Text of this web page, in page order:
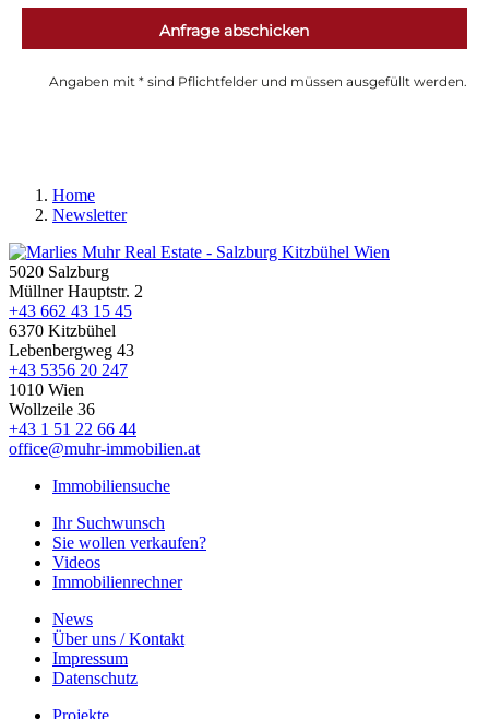
Home
Newsletter
5020 Salzburg
Müllner Hauptstr. 2
+43 662 43 15 45
6370 Kitzbühel
Lebenbergweg 43
+43 5356 20 247
1010 Wien
Wollzeile 36
+43 1 51 22 66 44
office@muhr-immobilien.at
Immobiliensuche
Ihr Suchwunsch
Sie wollen verkaufen?
Videos
Immobilienrechner
News
Über uns / Kontakt
Impressum
Datenschutz
Projekte